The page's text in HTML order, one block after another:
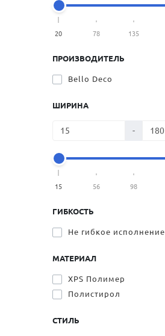
20 78 135
ПРОИЗВОДИТЕЛЬ
Bello Deco
ШИРИНА
-
15 56 98
ГИБКОСТЬ
Не гибкое исполнение
МАТЕРИАЛ
XPS Полимер
Полистирол
СТИЛЬ